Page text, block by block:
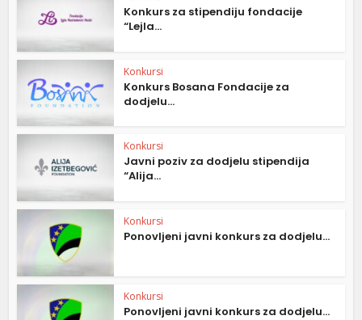
Konkurs za stipendiju fondacije
“Lejla...
Konkursi
Konkurs Bosana Fondacije za
dodjelu...
Konkursi
Javni poziv za dodjelu stipendija
“Alija...
Konkursi
Ponovljeni javni konkurs za dodjelu...
Konkursi
Ponovljeni javni konkurs za dodjelu...